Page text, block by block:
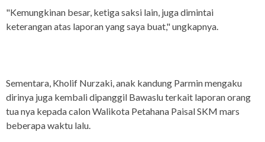
"Kemungkinan besar, ketiga saksi lain, juga dimintai
keterangan atas laporan yang saya buat," ungkapnya.
Sementara, Kholif Nurzaki, anak kandung Parmin mengaku
dirinya juga kembali dipanggil Bawaslu terkait laporan orang
tua nya kepada calon Walikota Petahana Paisal SKM mars
beberapa waktu lalu.